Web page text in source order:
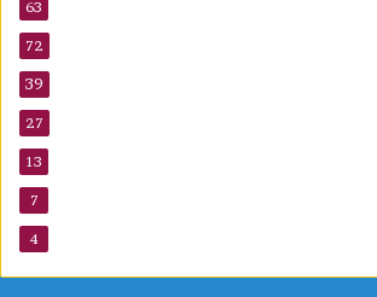
63
72
39
27
13
7
4